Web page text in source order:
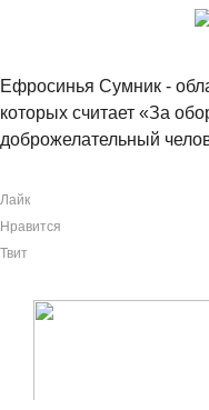
Ефросинья Сумник -
которых считает «За
доброжелательный
Лайк
Нравится
Твит